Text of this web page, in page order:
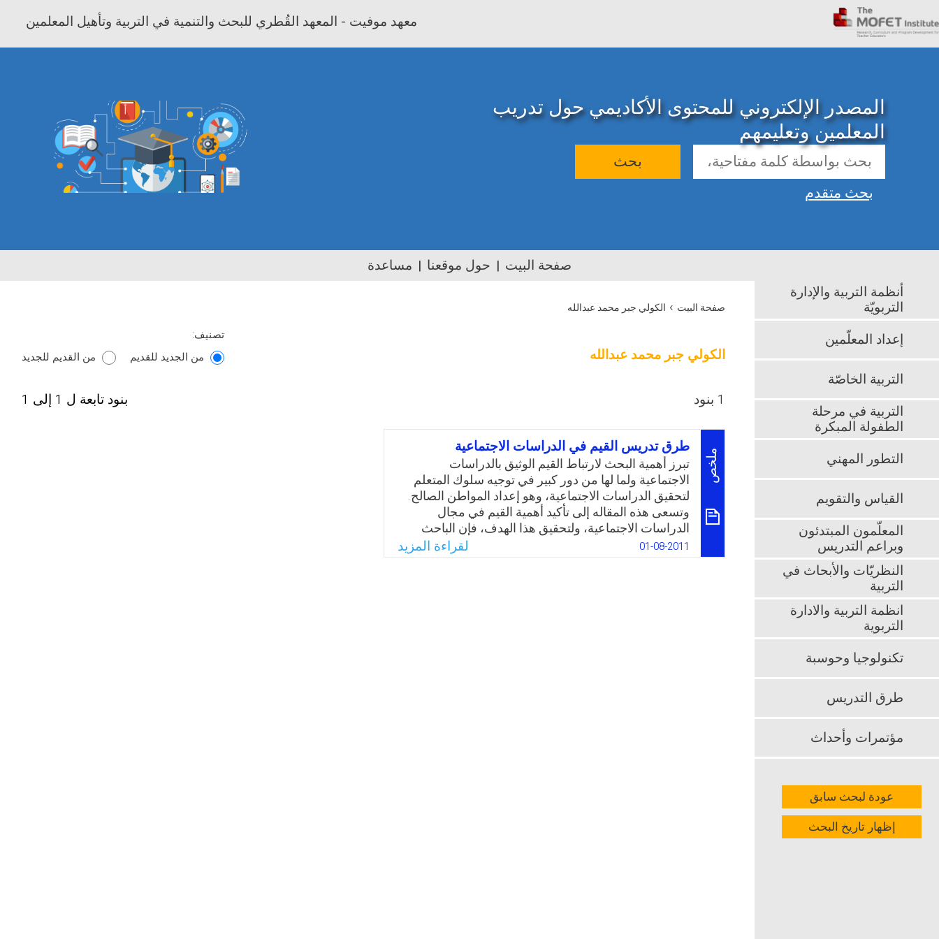
معهد موفيت - المعهد القُطري للبحث والتنمية في التربية وتأهيل المعلمين
المصدر الإلكتروني للمحتوى الأكاديمي حول تدريب
المعلمين وتعليمهم
بحث
بحث متقدم
صفحة البيت حول موقعنا مساعدة
صفحة البيت › الكولي جبر محمد عبدالله
الكولي جبر محمد عبدالله
تصنيف:
من الجديد للقديم
من القديم للجديد
1 بنود بنود تابعة ل 1 إلى 1
ملخص
طرق تدريس القيم في الدراسات الاجتماعية
تبرز أهمية البحث لارتباط القيم الوثيق بالدراسات
الاجتماعية ولما لها من دور كبير في توجيه سلوك المتعلم
لتحقيق الدراسات الاجتماعية، وهو إعداد المواطن الصالح.
وتسعى هذه المقاله إلى تأكيد أهمية القيم في مجال
الدراسات الاجتماعية، ولتحقيق هذا الهدف، فإن الباحث
يستعرض بعض الأدبيات ذات الصلة بموضوع البحث. وهكذا،
فإن البحث يهدف إلى تأكيد أهمية تعليم القيم بالدراسات
01-08-2011 لقراءة المزيد
أنظمة التربية والإدارة
التربويّة
إعداد المعلّمين
التربية الخاصّة
التربية في مرحلة
الطفولة المبكرة
التطور المهني
القياس والتقويم
المعلّمون المبتدئون
وبراعم التدريس
النظريّات والأبحاث في
التربية
انظمة التربية والادارة
التربوية
تكنولوجيا وحوسبة
طرق التدريس
مؤتمرات وأحداث
عودة لبحث سابق
إظهار تاريخ البحث